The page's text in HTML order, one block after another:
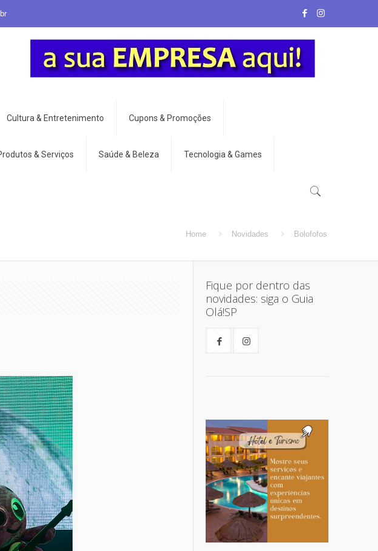
Cultura & Entretenimento Cupons & Promoções
& Serviços Saúde & Beleza Tecnologia & Games
Home Novidades Bolofofos
Fique por dentro das
novidades: siga o Guia
Olá!SP